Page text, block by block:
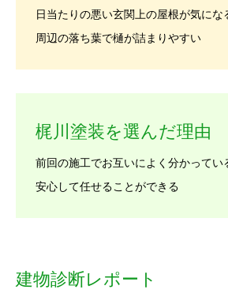
日当たりの悪い玄関上の屋根が気にな
周辺の落ち葉で樋が詰まりやすい
梶川塗装を選んだ理由
前回の施工でお互いによく分かってい
安心して任せることができる
建物診断レポート